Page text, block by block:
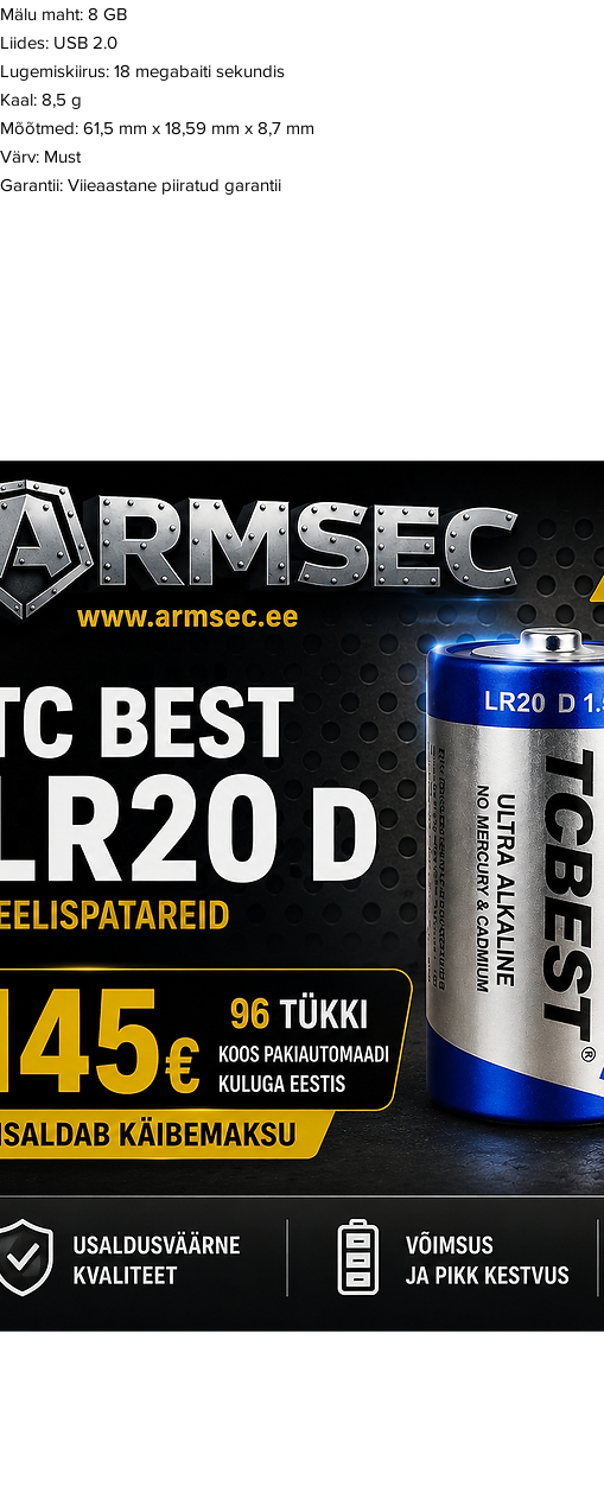
Mälu maht: 8 GB
Liides: USB 2.0
Lugemiskiirus: 18 megabaiti sekundis
Kaal: 8,5 g
Mõõtmed: 61,5 mm x 18,59 mm x 8,7 mm
Värv: Must
Garantii: Viieaastane piiratud garantii